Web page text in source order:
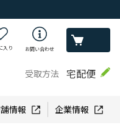
入り お問い合わせ
受取方法 宅配便
情報 企業情報